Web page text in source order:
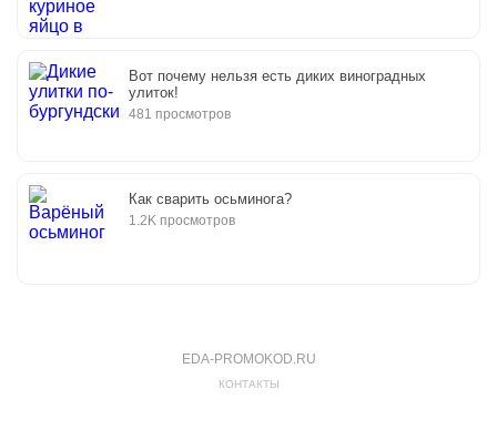
Вот почему нельзя есть диких виноградных
улиток!
481 просмотров
Как сварить осьминога?
1.2K просмотров
EDA-PROMOKOD.RU
КОНТАКТЫ